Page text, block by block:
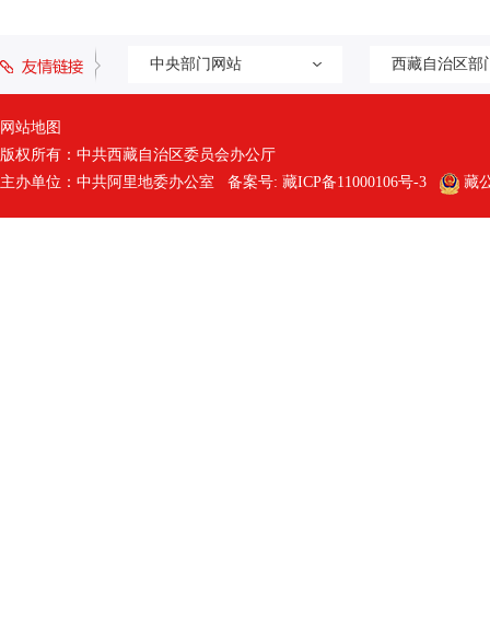
中央部门网站 西藏自治区部
网站地图
版权所有：中共西藏自治区委员会办公厅
主办单位：中共阿里地委办公室 备案号: 藏ICP备11000106号-3 藏